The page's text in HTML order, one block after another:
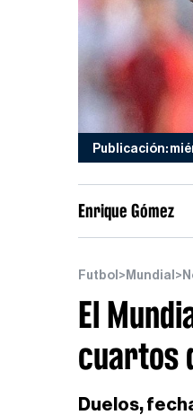
Publicación:
Enrique Gómez
Futbol > Mundial >
El
cuartos
Duelos,